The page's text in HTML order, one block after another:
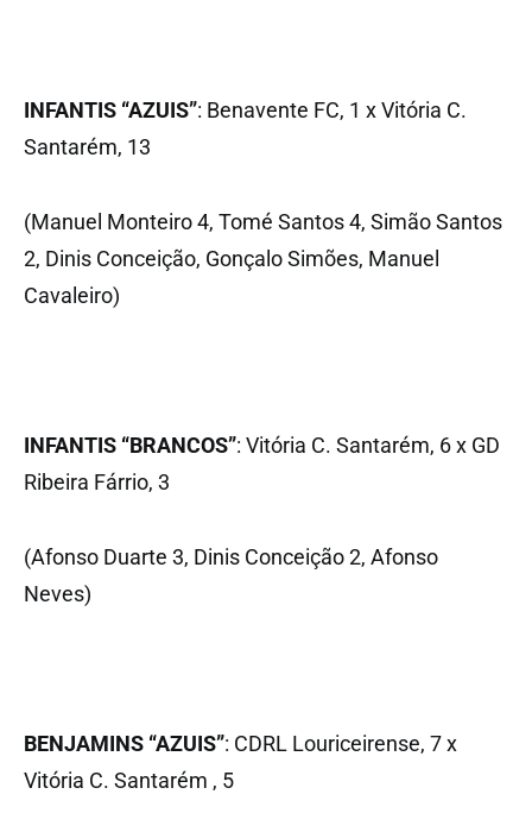
INFANTIS “AZUIS”: Benavente FC, 1 x Vitória C.
Santarém, 13
(Manuel Monteiro 4, Tomé Santos 4, Simão Santos
2, Dinis Conceição, Gonçalo Simões, Manuel
Cavaleiro)
INFANTIS “BRANCOS”: Vitória C. Santarém, 6 x GD
Ribeira Fárrio, 3
(Afonso Duarte 3, Dinis Conceição 2, Afonso
Neves)
BENJAMINS “AZUIS”: CDRL Louriceirense, 7 x
Vitória C. Santarém , 5